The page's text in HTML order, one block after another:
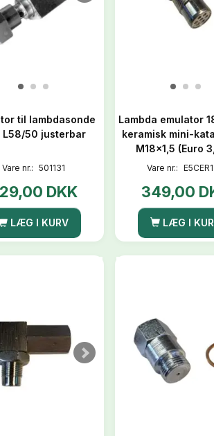
til lambdasonde
L58/50 justerbar
Vare nr.: 501131
DKK
LÆG I KURV
Lambda emulator
keramisk mini-
M18x1,5 (Euro
Vare nr.:
349,00
LÆG I